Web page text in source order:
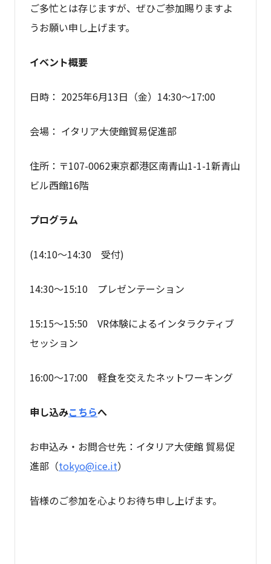
ご多忙とは存じますが、ぜひご参加賜りますよ
うお願い申し上げます。
イベント概要
日時： 2025年6月13日（金）14:30～17:00
会場： イタリア大使館貿易促進部
住所：〒107-0062東京都港区南青山1-1-1新青山
ビル西館16階
プログラム
(14:10～14:30 受付)
14:30～15:10 プレゼンテーション
15:15～15:50 VR体験によるインタラクティブ
セッション
16:00～17:00 軽食を交えたネットワーキング
申し込みこちらへ
お申込み・お問合せ先：イタリア大使館 貿易促
進部（tokyo@ice.it）
皆様のご参加を心よりお待ち申し上げます。